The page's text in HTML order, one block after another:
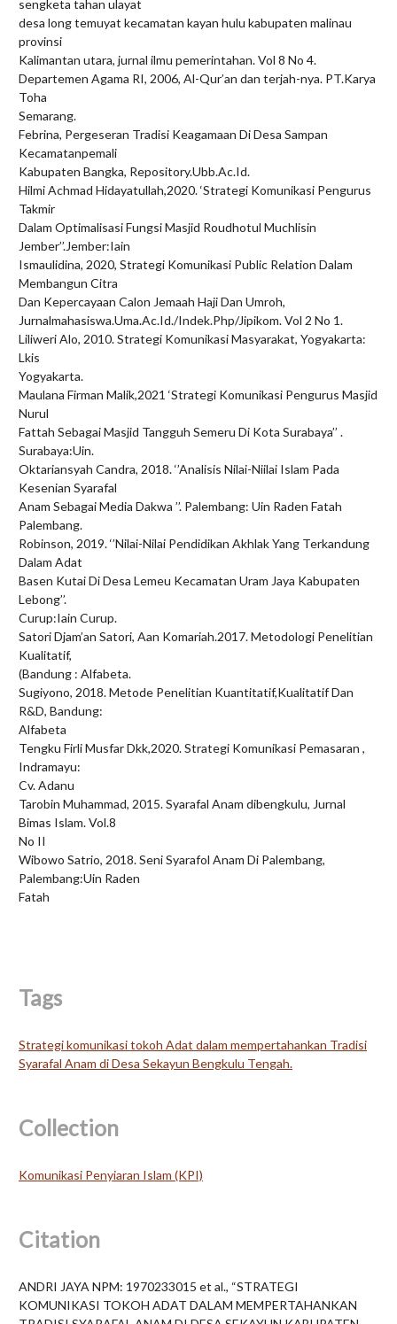
sengketa tahan ulayat
desa long temuyat kecamatan kayan hulu kabupaten malinau
provinsi
Kalimantan utara, jurnal ilmu pemerintahan. Vol 8 No 4.
Departemen Agama RI, 2006, Al-Qur’an dan terjah-nya. PT.Karya
Toha
Semarang.
Febrina, Pergeseran Tradisi Keagamaan Di Desa Sampan
Kecamatanpemali
Kabupaten Bangka, Repository.Ubb.Ac.Id.
Hilmi Achmad Hidayatullah,2020. ‘Strategi Komunikasi Pengurus
Takmir
Dalam Optimalisasi Fungsi Masjid Roudhotul Muchlisin
Jember’’.Jember:Iain
Ismaulidina, 2020, Strategi Komunikasi Public Relation Dalam
Membangun Citra
Dan Kepercayaan Calon Jemaah Haji Dan Umroh,
Jurnalmahasiswa.Uma.Ac.Id./Indek.Php/Jipikom. Vol 2 No 1.
Liliweri Alo, 2010. Strategi Komunikasi Masyarakat, Yogyakarta:
Lkis
Yogyakarta.
Maulana Firman Malik,2021 ‘Strategi Komunikasi Pengurus Masjid
Nurul
Fattah Sebagai Masjid Tangguh Semeru Di Kota Surabaya’’ .
Surabaya:Uin.
Oktariansyah Candra, 2018. ‘’Analisis Nilai-Niilai Islam Pada
Kesenian Syarafal
Anam Sebagai Media Dakwa ’’. Palembang: Uin Raden Fatah
Palembang.
Robinson, 2019. ‘’Nilai-Nilai Pendidikan Akhlak Yang Terkandung
Dalam Adat
Basen Kutai Di Desa Lemeu Kecamatan Uram Jaya Kabupaten
Lebong’’.
Curup:Iain Curup.
Satori Djam’an Satori, Aan Komariah.2017. Metodologi Penelitian
Kualitatif,
(Bandung : Alfabeta.
Sugiyono, 2018. Metode Penelitian Kuantitatif,Kualitatif Dan
R&D, Bandung:
Alfabeta
Tengku Firli Musfar Dkk,2020. Strategi Komunikasi Pemasaran ,
Indramayu:
Cv. Adanu
Tarobin Muhammad, 2015. Syarafal Anam dibengkulu, Jurnal
Bimas Islam. Vol.8
No II
Wibowo Satrio, 2018. Seni Syarafol Anam Di Palembang,
Palembang:Uin Raden
Fatah
Tags
Strategi komunikasi tokoh Adat dalam mempertahankan Tradisi
Syarafal Anam di Desa Sekayun Bengkulu Tengah.
Collection
Komunikasi Penyiaran Islam (KPI)
Citation
ANDRI JAYA NPM: 1970233015 et al., “STRATEGI
KOMUNIKASI TOKOH ADAT DALAM MEMPERTAHANKAN